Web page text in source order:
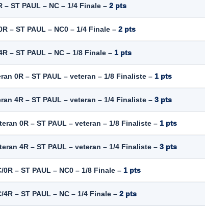
– ST PAUL – NC – 1/4 Finale – 2 pts
– ST PAUL – NC0 – 1/4 Finale – 2 pts
– ST PAUL – NC – 1/8 Finale – 1 pts
0R – ST PAUL – veteran – 1/8 Finaliste – 1 pts
4R – ST PAUL – veteran – 1/4 Finaliste – 3 pts
0R – ST PAUL – veteran – 1/8 Finaliste – 1 pts
4R – ST PAUL – veteran – 1/4 Finaliste – 3 pts
– ST PAUL – NC0 – 1/8 Finale – 1 pts
– ST PAUL – NC – 1/4 Finale – 2 pts